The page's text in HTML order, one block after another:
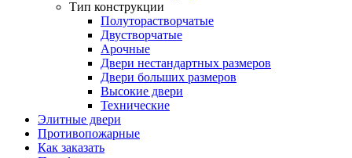
Тип конструкции
Полуторастворчатые
Двустворчатые
Арочные
Двери нестандартных размеров
Двери больших размеров
Высокие двери
Технические
Элитные двери
Противопожарные
Как заказать